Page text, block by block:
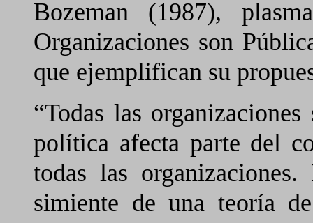
Bozeman (1987),
Organizaciones son
que ejemplifican su
“Todas las
política afecta parte del
todas las
simiente de una teoría